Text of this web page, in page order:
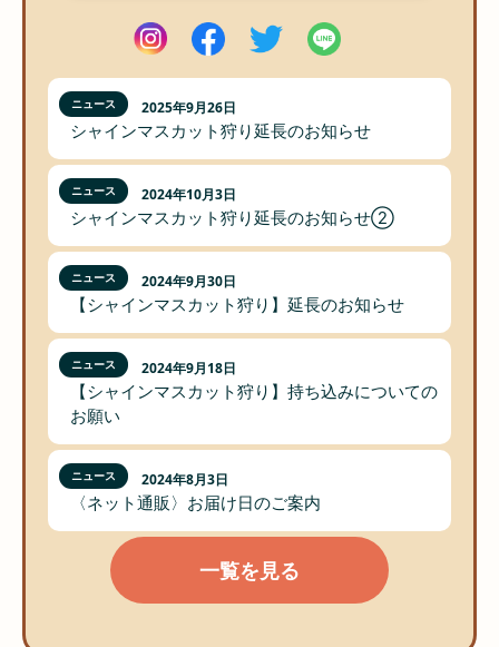
ニュース 2025年9月26日
シャインマスカット狩り延長のお知らせ
ニュース 2024年10月3日
シャインマスカット狩り延長のお知らせ②
ニュース 2024年9月30日
【シャインマスカット狩り】延長のお知らせ
ニュース 2024年9月18日
【シャインマスカット狩り】持ち込みについての
お願い
ニュース 2024年8月3日
〈ネット通販〉お届け日のご案内
一覧を見る